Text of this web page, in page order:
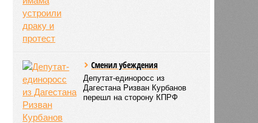
Сменил убеждения
Депутат-единоросс из
Дагестана Ризван Курбанов
перешл на сторону КПРФ